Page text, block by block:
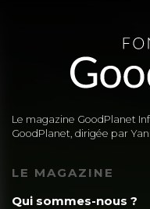
Le magazine GoodPlanet
GoodPlanet, dirigée par
LE MAGAZINE
Qui sommes-nous ?